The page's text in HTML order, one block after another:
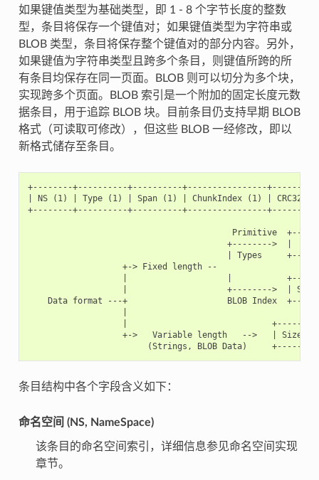
如果键值类型为基础类型，即 1 - 8 个字节长度的整数
型，条目将保存一个键值对；如果键值类型为字符串或
BLOB 类型，条目将保存整个键值对的部分内容。另外，
如果键值为字符串类型且跨多个条目，则键值所跨的所
有条目均保存在同一页面。BLOB 则可以切分为多个块，
实现跨多个页面。BLOB 索引是一个附加的固定长度元数
据条目，用于追踪 BLOB 块。目前条目仍支持早期 BLOB
格式（可读取可修改），但这些 BLOB 一经修改，即以
新格式储存至条目。
+--------+----------+----------+----------------
| NS (1) | Type (1) | Span (1) | ChunkIndex (1) |
+--------+----------+----------+----------------
Primitive
+-------->  |
| Types
                   +-> Fixed length --
|                    |
|                    +-------->  |
Data format ---+                    BLOB Index
|
+->   Variable length   -->   | Size
条目结构中各个字段含义如下：
命名空间 (NS, NameSpace)
该条目的命名空间索引，详细信息参见命名空间实现
章节。